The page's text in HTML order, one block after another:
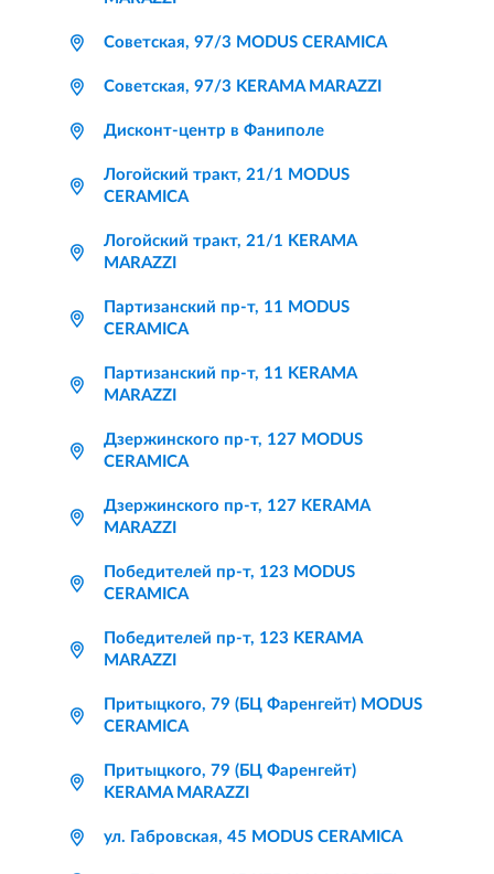
Советская, 97/3 MODUS CERAMICA
Советская, 97/3 KERAMA MARAZZI
Дисконт-центр в Фаниполе
Логойский тракт, 21/1 MODUS
CERAMICA
Логойский тракт, 21/1 KERAMA
MARAZZI
Партизанский пр-т, 11 MODUS
CERAMICA
Партизанский пр-т, 11 KERAMA
MARAZZI
Дзержинского пр-т, 127 MODUS
CERAMICA
Дзержинского пр-т, 127 KERAMA
MARAZZI
Победителей пр-т, 123 MODUS
CERAMICA
Победителей пр-т, 123 KERAMA
MARAZZI
Притыцкого, 79 (БЦ Фаренгейт) MODUS
CERAMICA
Притыцкого, 79 (БЦ Фаренгейт)
KERAMA MARAZZI
ул. Габровская, 45 MODUS CERAMICA